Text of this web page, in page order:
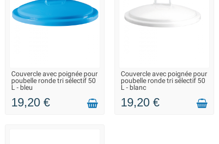
EN STOCK - REPRISE DES
EXPÉDITIONS À PARTIR DU 20
Couvercle avec poignée pour
poubelle ronde tri sélectif 50
L - bleu
19,20 €
EN STOCK - REPRISE DES
EXPÉDITIONS À PARTIR DU 20
Couvercle avec poignée pour
poubelle ronde tri sélectif 50
L - blanc
19,20 €